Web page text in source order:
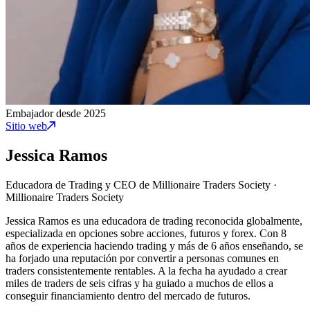
Embajador desde 2025
Sitio web
Jessica Ramos
Educadora de Trading y CEO de Millionaire Traders Society ·
Millionaire Traders Society
Jessica Ramos es una educadora de trading reconocida globalmente,
especializada en opciones sobre acciones, futuros y forex. Con 8
años de experiencia haciendo trading y más de 6 años enseñando, se
ha forjado una reputación por convertir a personas comunes en
traders consistentemente rentables. A la fecha ha ayudado a crear
miles de traders de seis cifras y ha guiado a muchos de ellos a
conseguir financiamiento dentro del mercado de futuros.